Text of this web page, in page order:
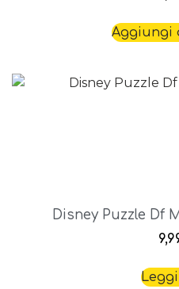
Aggiungi
Disney Puzzle Df